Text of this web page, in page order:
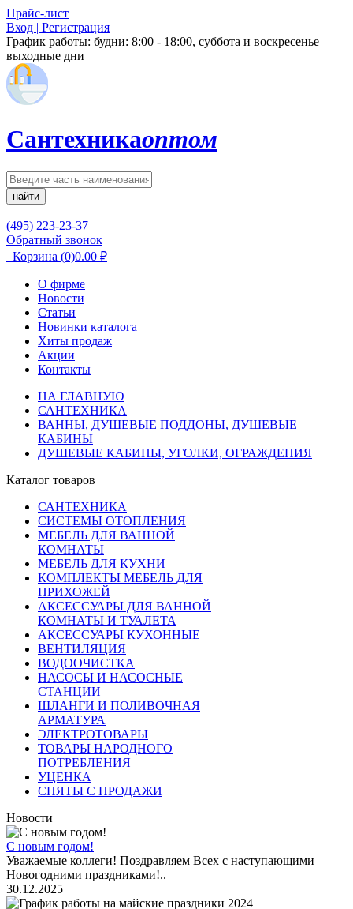
Прайс-лист
Вход | Регистрация
График работы: будни: 8:00 - 18:00, суббота и воскресенье
выходные дни
Сантехникаоптом
найти
(495) 223-23-37
Обратный звонок
Корзина (0)0.00 ₽
О фирме
Новости
Статьи
Новинки каталога
Хиты продаж
Акции
Контакты
НА ГЛАВНУЮ
САНТЕХНИКА
ВАННЫ, ДУШЕВЫЕ ПОДДОНЫ, ДУШЕВЫЕ
КАБИНЫ
ДУШЕВЫЕ КАБИНЫ, УГОЛКИ, ОГРАЖДЕНИЯ
Каталог товаров
САНТЕХНИКА
СИСТЕМЫ ОТОПЛЕНИЯ
МЕБЕЛЬ ДЛЯ ВАННОЙ
КОМНАТЫ
МЕБЕЛЬ ДЛЯ КУХНИ
КОМПЛЕКТЫ МЕБЕЛЬ ДЛЯ
ПРИХОЖЕЙ
АКСЕССУАРЫ ДЛЯ ВАННОЙ
КОМНАТЫ И ТУАЛЕТА
АКСЕССУАРЫ КУХОННЫЕ
ВЕНТИЛЯЦИЯ
ВОДООЧИСТКА
НАСОСЫ И НАСОСНЫЕ
СТАНЦИИ
ШЛАНГИ И ПОЛИВОЧНАЯ
АРМАТУРА
ЭЛЕКТРОТОВАРЫ
ТОВАРЫ НАРОДНОГО
ПОТРЕБЛЕНИЯ
УЦЕНКА
СНЯТЫ С ПРОДАЖИ
Новости
С новым годом!
Уважаемые коллеги! Поздравляем Всех с наступающими
Новогодними праздниками!..
30.12.2025